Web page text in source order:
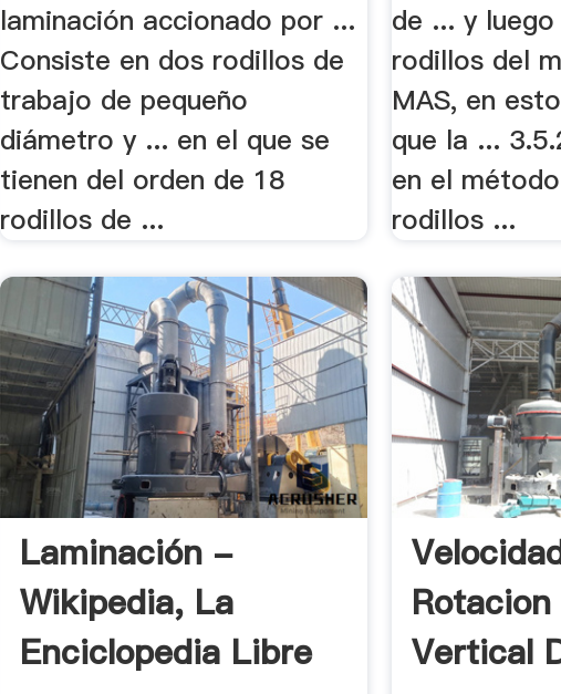
laminación accionado por ...
Consiste en dos rodillos de
trabajo de pequeño
diámetro y ... en el que se
tienen del orden de 18
rodillos de ...
de ... y
rodillos del
MAS, en
que la ...
en el
rodillos ...
Laminación -
Wikipedia, La
Enciclopedia Libre
Vertical